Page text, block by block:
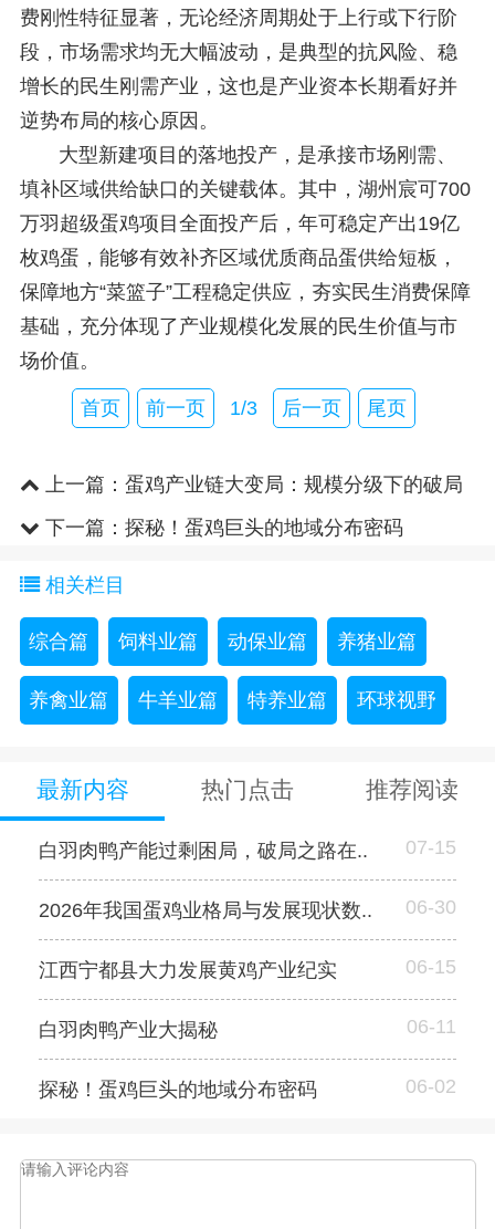
费刚性特征显著，无论经济周期处于上行或下行阶
段，市场需求均无大幅波动，是典型的抗风险、稳
增长的民生刚需产业，这也是产业资本长期看好并
逆势布局的核心原因。
大型新建项目的落地投产，是承接市场刚需、
填补区域供给缺口的关键载体。其中，湖州宸可700
万羽超级蛋鸡项目全面投产后，年可稳定产出19亿
枚鸡蛋，能够有效补齐区域优质商品蛋供给短板，
保障地方“菜篮子”工程稳定供应，夯实民生消费保障
基础，充分体现了产业规模化发展的民生价值与市
场价值。
首页 前一页 1/3 后一页 尾页
上一篇： 蛋鸡产业链大变局：规模分级下的破局
之道下一篇： 探秘！蛋鸡巨头的地域分布密码
相关栏目
综合篇 饲料业篇 动保业篇 养猪业篇
养禽业篇 牛羊业篇 特养业篇 环球视野
最新内容 热门点击 推荐阅读
白羽肉鸭产能过剩困局，破局之路在.. 07-15
2026年我国蛋鸡业格局与发展现状数.. 06-30
江西宁都县大力发展黄鸡产业纪实 06-15
白羽肉鸭产业大揭秘 06-11
探秘！蛋鸡巨头的地域分布密码 06-02